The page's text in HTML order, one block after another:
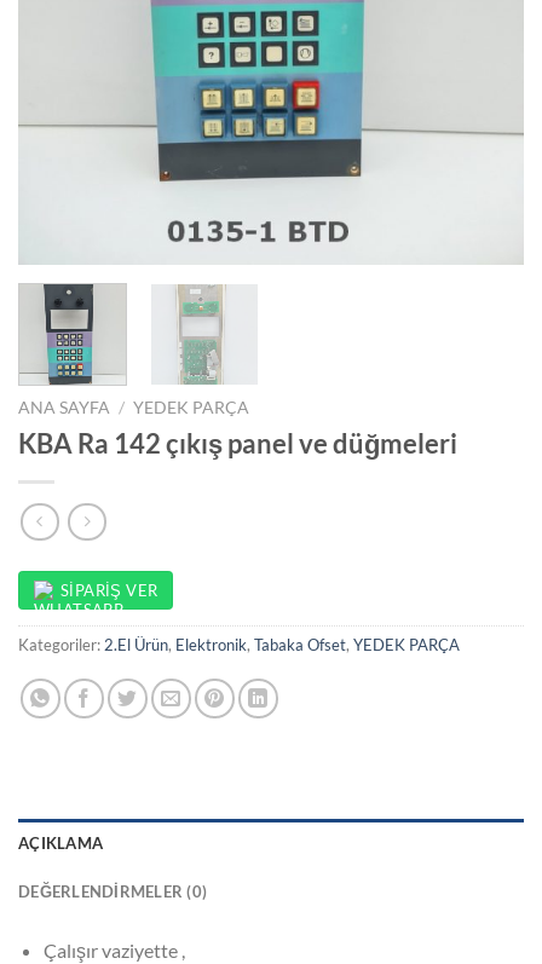
ANA SAYFA / YEDEK PARÇA
KBA Ra 142 çıkış panel ve düğmeleri
SIPARIŞ VER
Kategoriler: 2.El Ürün, Elektronik, Tabaka Ofset, YEDEK PARÇA
AÇIKLAMA
DEĞERLENDIRMELER (0)
Çalışır vaziyette ,